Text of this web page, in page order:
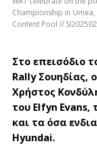
Championship in Umea,
Content Pool //
Στο επεισόδιο
RallyΣουηδίας,
Χρήστος
του Elfyn Evans,
και τα όσα
Hyundai.